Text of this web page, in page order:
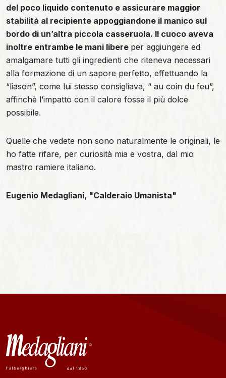
del poco liquido contenuto e assicurare maggior
stabilità al recipiente appoggiandone il manico sul
bordo di un’altra piccola casseruola. Il cuoco aveva
inoltre entrambe le mani libere per aggiungere ed
amalgamare tutti gli ingredienti che riteneva necessari
alla formazione di un sapore perfetto, effettuando la
“liason”, come lui stesso consigliava, “ au coin du feu”,
affinchè l’impatto con il calore fosse il più dolce
possibile.
Quelle che vedete non sono naturalmente le originali, le
ho fatte rifare, per curiosità mia e vostra, dal mio
mastro ramiere italiano.
Eugenio Medagliani, "Calderaio Umanista"